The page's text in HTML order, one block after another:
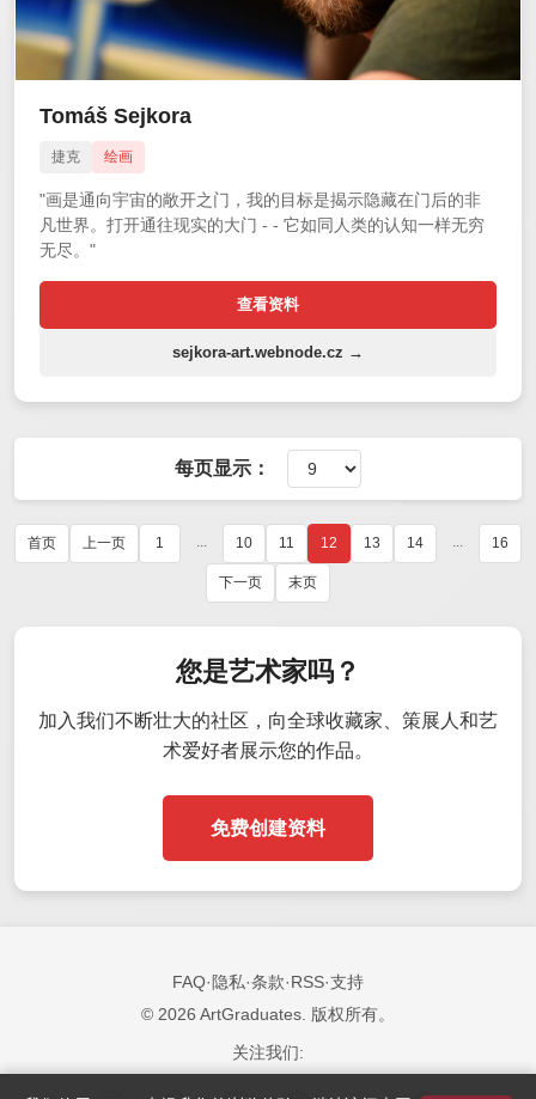
Tomáš Sejkora
捷克 绘画
"画是通向宇宙的敞开之门，我的目标是揭示隐藏在门后的非
凡世界。打开通往现实的大门 - - 它如同人类的认知一样无穷
无尽。"
查看资料
sejkora-art.webnode.cz →
每页显示：
首页 上一页 1 ... 10 11 12 13 14 ... 16
下一页 末页
您是艺术家吗？
加入我们不断壮大的社区，向全球收藏家、策展人和艺
术爱好者展示您的作品。
免费创建资料
FAQ· 隐私·条款·RSS·支持
© 2026 ArtGraduates. 版权所有。
关注我们: